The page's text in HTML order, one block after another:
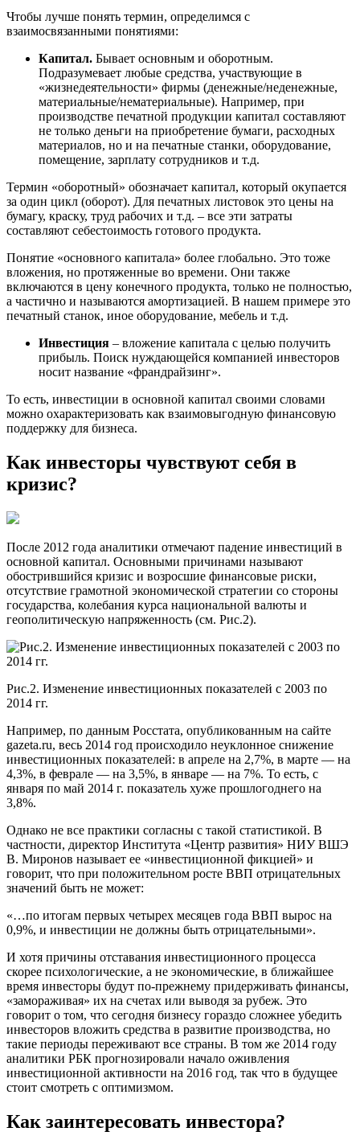
Чтобы лучше понять термин, определимся с
взаимосвязанными понятиями:
Капитал. Бывает основным и оборотным.
Подразумевает любые средства, участвующие в
«жизнедеятельности» фирмы (денежные/неденежные,
материальные/нематериальные). Например, при
производстве печатной продукции капитал составляют
не только деньги на приобретение бумаги, расходных
материалов, но и на печатные станки, оборудование,
помещение, зарплату сотрудников и т.д.
Термин «оборотный» обозначает капитал, который окупается
за один цикл (оборот). Для печатных листовок это цены на
бумагу, краску, труд рабочих и т.д. – все эти затраты
составляют себестоимость готового продукта.
Понятие «основного капитала» более глобально. Это тоже
вложения, но протяженные во времени. Они также
включаются в цену конечного продукта, только не полностью,
а частично и называются амортизацией. В нашем примере это
печатный станок, иное оборудование, мебель и т.д.
Инвестиция – вложение капитала с целью получить
прибыль. Поиск нуждающейся компанией инвесторов
носит название «франдрайзинг».
То есть, инвестиции в основной капитал своими словами
можно охарактеризовать как взаимовыгодную финансовую
поддержку для бизнеса.
Как инвесторы чувствуют себя в
кризис?
После 2012 года аналитики отмечают падение инвестиций в
основной капитал. Основными причинами называют
обострившийся кризис и возросшие финансовые риски,
отсутствие грамотной экономической стратегии со стороны
государства, колебания курса национальной валюты и
геополитическую напряженность (см. Рис.2).
Рис.2. Изменение инвестиционных показателей с 2003 по
2014 гг.
Например, по данным Росстата, опубликованным на сайте
gazeta.ru, весь 2014 год происходило неуклонное снижение
инвестиционных показателей: в апреле на 2,7%, в марте — на
4,3%, в феврале — на 3,5%, в январе — на 7%. То есть, с
января по май 2014 г. показатель хуже прошлогоднего на
3,8%.
Однако не все практики согласны с такой статистикой. В
частности, директор Института «Центр развития» НИУ ВШЭ
В. Миронов называет ее «инвестиционной фикцией» и
говорит, что при положительном росте ВВП отрицательных
значений быть не может:
«…по итогам первых четырех месяцев года ВВП вырос на
0,9%, и инвестиции не должны быть отрицательными».
И хотя причины отставания инвестиционного процесса
скорее психологические, а не экономические, в ближайшее
время инвесторы будут по-прежнему придерживать финансы,
«замораживая» их на счетах или выводя за рубеж. Это
говорит о том, что сегодня бизнесу гораздо сложнее убедить
инвесторов вложить средства в развитие производства, но
такие периоды переживают все страны. В том же 2014 году
аналитики РБК прогнозировали начало оживления
инвестиционной активности на 2016 год, так что в будущее
стоит смотреть с оптимизмом.
Как заинтересовать инвестора?